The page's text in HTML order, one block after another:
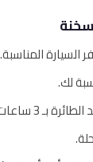
لك.
الازدحام.